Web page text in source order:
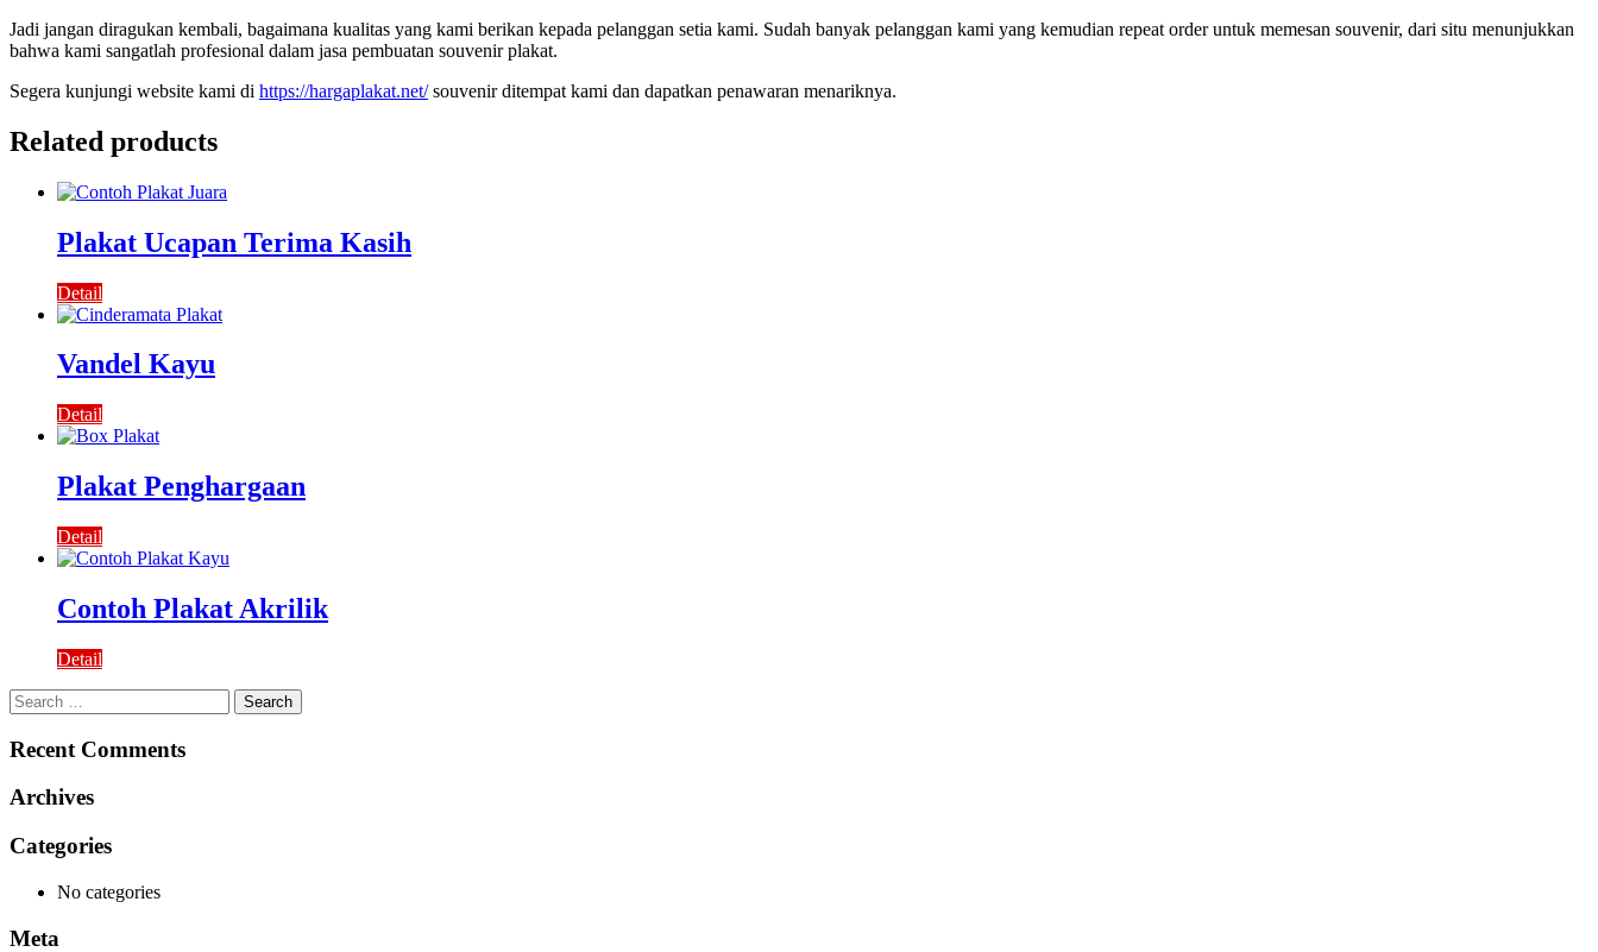
Jadi jangan diragukan kembali, bagaimana kualitas yang kami berikan kepada pelanggan setia kami. Sudah banyak pelanggan kami yang kemudian repeat order untuk memesan souvenir, dari situ menunjukkan
bahwa kami sangatlah profesional dalam jasa pembuatan souvenir plakat.
Segera kunjungi website kami di https://hargaplakat.net/souvenir ditempat kami dan dapatkan penawaran menariknya.
Related products
Plakat Ucapan Terima Kasih
Detail
Vandel Kayu
Detail
Plakat Penghargaan
Detail
Contoh Plakat Akrilik
Detail
Search
for:
Recent Comments
Archives
Categories
No categories
Meta